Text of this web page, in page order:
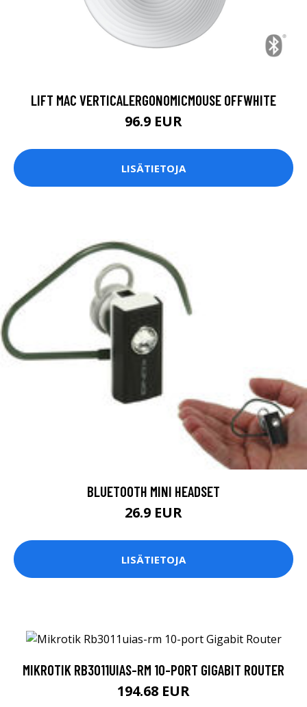
LIFT MAC VERTICALERGONOMICMOUSE OFFWHITE
96.9 EUR
LISÄTIETOJA
BLUETOOTH MINI HEADSET
26.9 EUR
LISÄTIETOJA
MIKROTIK RB3011UIAS-RM 10-PORT GIGABIT ROUTER
194.68 EUR